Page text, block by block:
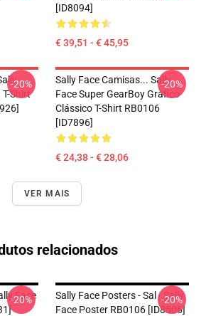
[ID8094]
€ 39,51 - € 45,95
Shirt
-20%
Sally Face Camisas... Sally
Face Super GearBoy Gráfico
Clássico T-Shirt RB0106
[ID7896]
€ 24,38 - € 28,06
-20%
VER MAIS
relacionados
Face
-20%
Sally Face Posters - Sal - Sally
Face Poster RB0106 [ID8506]
-20%